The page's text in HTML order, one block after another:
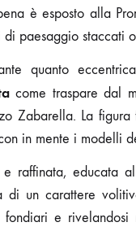
è esposto alla
paesaggio staccati
quanto
come traspare dal
Zabarella. La
in mente i modelli
raffinata, educata
un carattere
fondiari e